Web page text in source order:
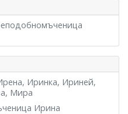
Иринка, Ириней,
Мира
Ирина